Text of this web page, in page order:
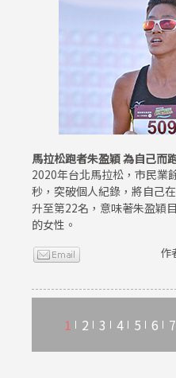
馬拉松跑者朱盈穎 為自己而
2020年台北馬拉松，市民業
秒，突破個人紀錄，將自己
升至第22名，意味著朱盈穎
的女性。
作
1 2 3 4 5 6 7